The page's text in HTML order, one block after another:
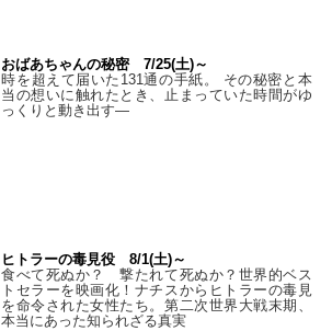
おばあちゃんの秘密 7/25(土)～
時を超えて届いた131通の手紙。 その秘密と本
当の想いに触れたとき、止まっていた時間がゆ
っくりと動き出す―
ヒトラーの毒見役 8/1(土)～
食べて死ぬか？ 撃たれて死ぬか？世界的ベス
トセラーを映画化！ナチスからヒトラーの毒見
を命令された女性たち。第二次世界大戦末期、
本当にあった知られざる真実